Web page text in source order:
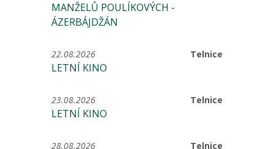
MANŽELŮ POULÍKOVÝCH -
ÁZERBÁJDŽÁN
Telnice
22.08.2026
LETNÍ KINO
Telnice
23.08.2026
LETNÍ KINO
Telnice
28.08.2026